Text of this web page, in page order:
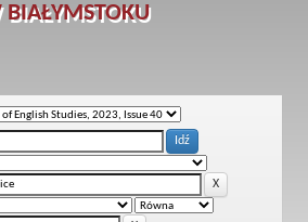
BIAŁYMSTOKU